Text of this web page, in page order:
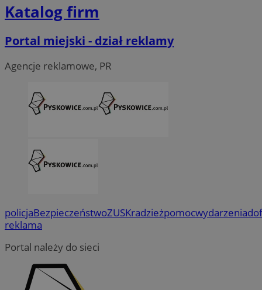
Katalog firm
Portal miejski - dział reklamy
Agencje reklamowe, PR
policjaBezpieczeństwoZUSKradzieżpomocwydarzenia
reklama
Portal należy do sieci